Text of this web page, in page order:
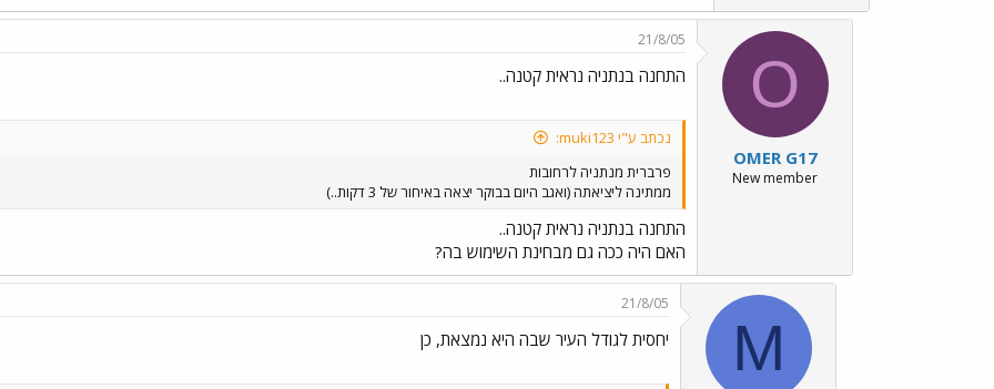
O
OMER G17
New member
21/8/05
התחנה בנתניה נראית קטנה..
נכתב ע"י muki123:
פרברית מנתניה לרחובות
ממתינה ליציאתה (ואגב היום בבוקר יצאה באיחור של 3 דקות..)
התחנה בנתניה נראית קטנה..
האם היה ככה גם מבחינת השימוש בה?
M
21/8/05
יחסית לגודל העיר שבה היא נמצאת, כן